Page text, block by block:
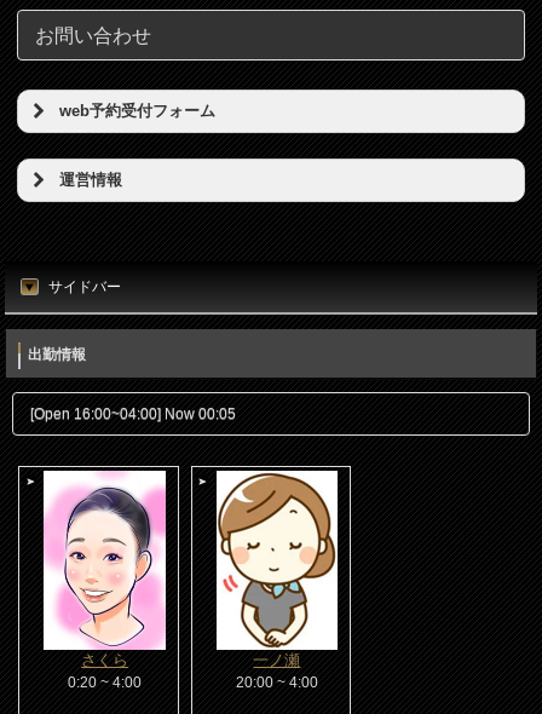
お問い合わせ
web予約受付フォーム
予約希望日（必須）
時刻（必須）
お名前（必須）
メールアドレス（必須）
電話番号（必須）
メッセージ
運営情報
店名
東京リンパの壺
所在地
東京都港区新橋5丁目5番地3号
電話番号
080-7812-3053
メールアドレス
info@thubo.biz
URL
https://thubo.biz/
運営者名
宮田正晴
サイドバー
出勤情報
[Open 16:00~04:00] Now 00:05
さくら
0:20 ~ 4:00
一ノ瀬
20:00 ~ 4:00